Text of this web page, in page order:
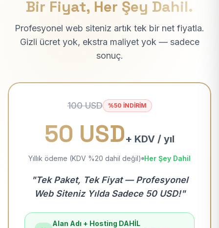
Bir Fiyat, Her Şey Dahil.
Profesyonel web siteniz artık tek bir net fiyatla.
Gizli ücret yok, ekstra maliyet yok — sadece
sonuç.
100 USD %50 İNDİRİM
50 USD+ KDV / yıl
Yıllık ödeme (KDV %20 dahil değil) Her Şey Dahil
"Tek Paket, Tek Fiyat — Profesyonel
Web Siteniz Yılda Sadece 50 USD!"
Alan Adı + Hosting DAHİL